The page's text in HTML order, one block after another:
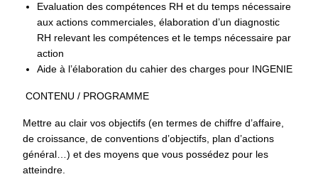
Evaluation des compétences RH et du temps nécessaire
aux actions commerciales, élaboration d’un diagnostic
RH relevant les compétences et le temps nécessaire par
action
Aide à l’élaboration du cahier des charges pour INGENIE
CONTENU / PROGRAMME
Mettre au clair vos objectifs (en termes de chiffre d’affaire,
de croissance, de conventions d’objectifs, plan d’actions
général…) et des moyens que vous possédez pour les
atteindre.